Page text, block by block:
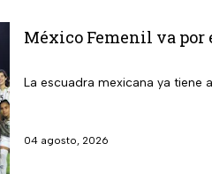
México Femenil va por
La escuadra mexicana ya tiene
04 agosto, 2026